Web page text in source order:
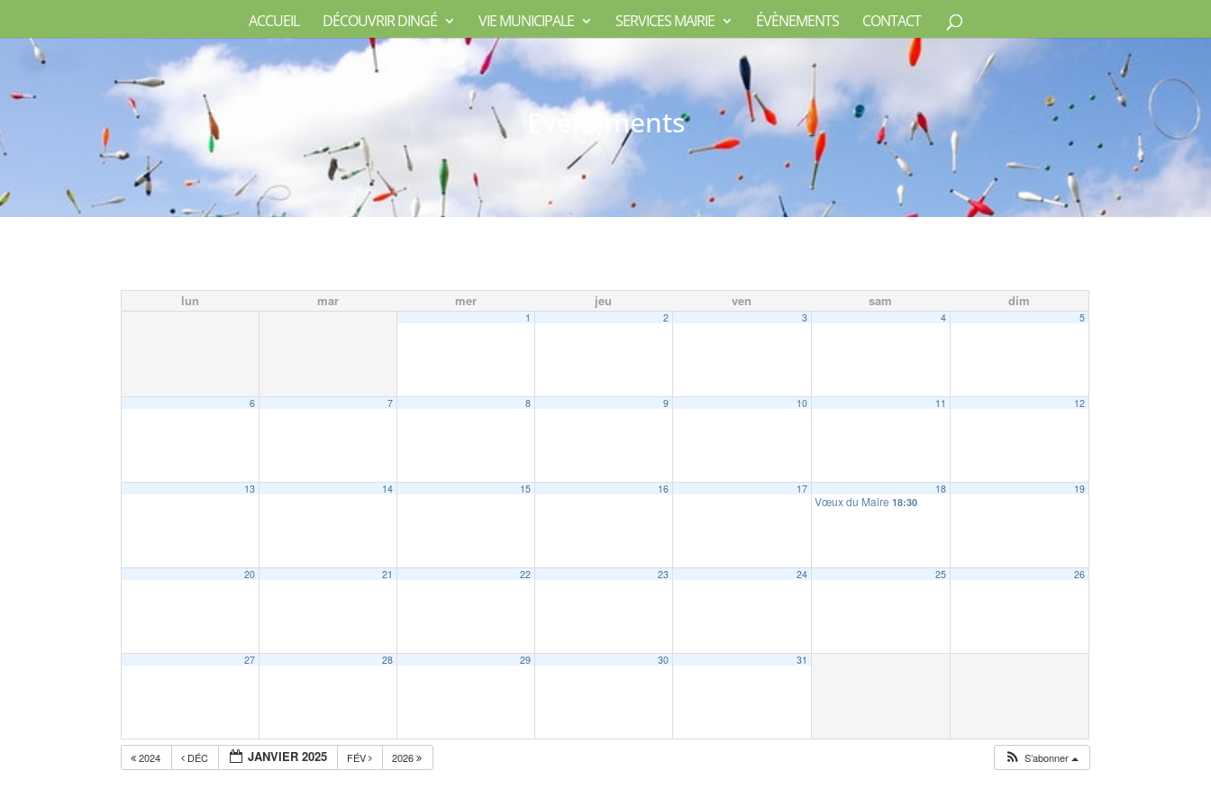
ACCUEIL DÉCOUVRIR DINGÉ VIE MUNICIPALE SERVICES MAIRIE ÉVÈNEMENTS CONTACT
Evènements
lun mar mer jeu ven sam dim
1 2 3 4 5
6 7 8 9 10 11 12
13 14 15 16 17 18
Vœux du Maire18:30
19
20 21 22 23 24 25 26
27 28 29 30 31
2024 DÉC JANVIER 2025 FÉV 2026 S’abonner